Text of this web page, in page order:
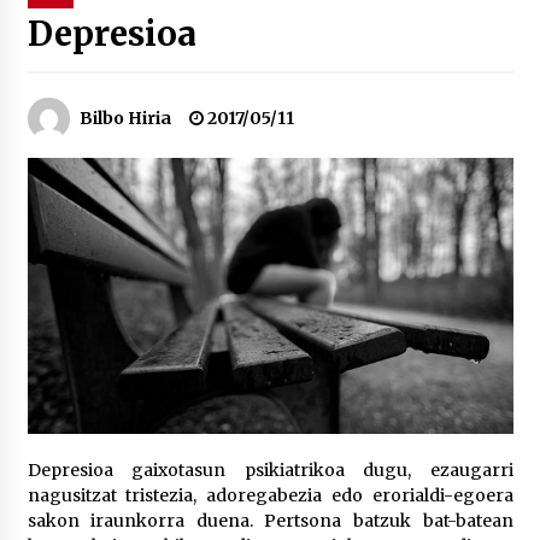
Bakaikuko barnetegitik gazteek egindako saio
berezia
2026/07/16
Tuba eta bonbardinoaren astea, Bilboko
Kontserbatorioan protagonista
2026/07/16
Auzoportala : 1×04 Auzofoniak
2026/07/15
Gaur abitua da Bilbao bbk live jaialdia
2026/07/09
Depresioa
Bilbo Hiria 2017/05/11
Depresioa gaixotasun psikiatrikoa dugu, ezaugarri
nagusitzat tristezia, adoregabezia edo erorialdi-egoera
sakon iraunkorra duena. Pertsona batzuk bat-batean